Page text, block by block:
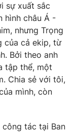
sự xuất sắc
hình châu Á -
nhưng Trọng
của cả ekip, từ
Bởi theo anh
tập thể, một
Chia sẻ với tôi,
mình, còn
công tác tại Ban